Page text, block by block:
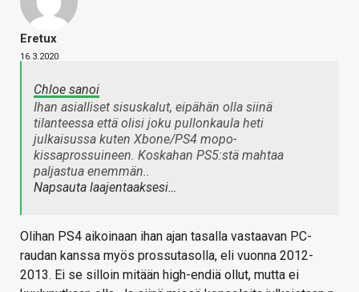
Eretux
16.3.2020
Chloe sanoi
Ihan asialliset sisuskalut, eipähän olla siinä
tilanteessa että olisi joku pullonkaula heti
julkaisussa kuten Xbone/PS4 mopo-
kissaprossuineen. Koskahan PS5:stä mahtaa
paljastua enemmän..
Napsauta laajentaaksesi…
Olihan PS4 aikoinaan ihan ajan tasalla vastaavan PC-
raudan kanssa myös prossutasolla, eli vuonna 2012-
2013. Ei se silloin mitään high-endiä ollut, mutta ei